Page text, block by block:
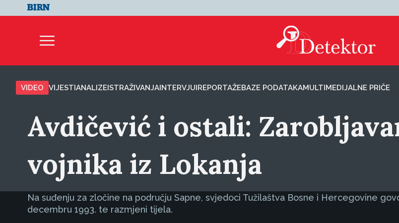
VIDEO VIJESTIANALIZEISTRAŽIVANJAINTERVJUIREPORTAŽEBAZE PODATAKAMULTIMEDIJALNE PRIČE
Avdičević i ostali:
vojnika iz Lokanja
Na suđenju za zločine na području Sapne, svjedoci Tužilaštva Bosne i Hercegovine
decembru 1993. te razmjeni tijela.